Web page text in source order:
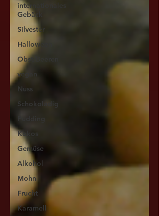
internationales
Gebäck
Silvester
Halloween
Obst/Beeren
vegan
Nuss
Schokoladig
Kokos
Gemüse
Alkohol
Mohn
Frucht
Karamell